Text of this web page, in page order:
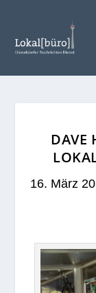
DAVE
OKAL
16. März